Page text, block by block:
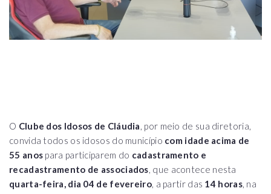
O Clube dos Idosos de Cláudia, por meio de sua diretoria,
convida todos os idosos do município com idade acima de
55 anos para participarem do cadastramento e
recadastramento de associados, que acontece nesta
quarta-feira, dia 04 de fevereiro, a partir das 14 horas, na